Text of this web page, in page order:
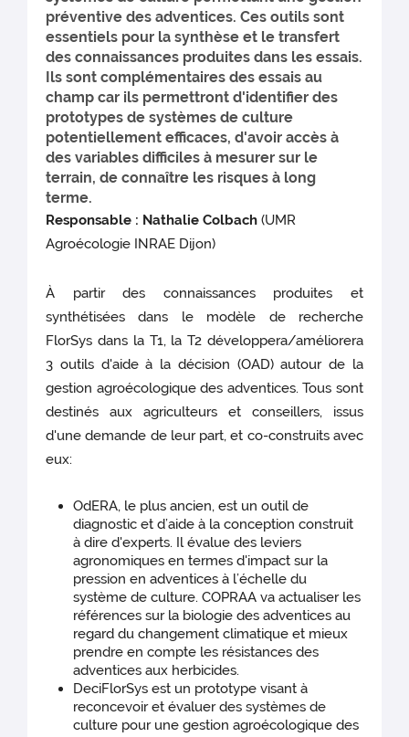
préventive des adventices. Ces outils sont
essentiels pour la synthèse et le transfert
des connaissances produites dans les essais.
Ils sont complémentaires des essais au
champ car ils permettront d'identifier des
prototypes de systèmes de culture
potentiellement efficaces, d'avoir accès à
des variables difficiles à mesurer sur le
terrain, de connaître les risques à long
terme.
Responsable : Nathalie Colbach (UMR
Agroécologie INRAE Dijon)
À partir des connaissances produites et
synthétisées dans le modèle de recherche
FlorSys dans la T1, la T2 développera/améliorera
3 outils d'aide à la décision (OAD) autour de la
gestion agroécologique des adventices. Tous sont
destinés aux agriculteurs et conseillers, issus
d'une demande de leur part, et co-construits avec
eux:
OdERA, le plus ancien, est un outil de
diagnostic et d’aide à la conception construit
à dire d'experts. Il évalue des leviers
agronomiques en termes d'impact sur la
pression en adventices à l’échelle du
système de culture. COPRAA va actualiser les
références sur la biologie des adventices au
regard du changement climatique et mieux
prendre en compte les résistances des
adventices aux herbicides.
DeciFlorSys est un prototype visant à
reconcevoir et évaluer des systèmes de
culture pour une gestion agroécologique des